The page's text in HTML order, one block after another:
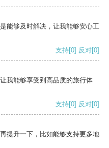
能够及时解决，让我能够安心工
支持[0] 反对[0]
我能够享受到高品质的旅行体
支持[0] 反对[0]
提升一下，比如能够支持更多地